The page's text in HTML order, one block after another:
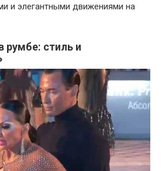
и элегантными движениями на
румбе: стиль и